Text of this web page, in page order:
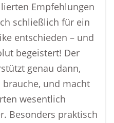
Empfehlungen
schließlich für ein
entschieden – und
begeistert! Der
genau dann,
brauche, und macht
wesentlich
Besonders praktisch